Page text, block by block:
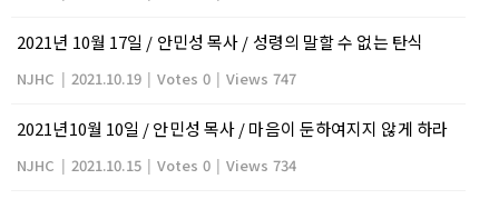
2021년 10월 17일 / 안민성 목사 / 성령의 말할 수 없는 탄식
NJHC | 2021.10.19 | Votes 0 | Views 747
2021년10월 10일 / 안민성 목사 / 마음이 둔하여지지 않게 하라
NJHC | 2021.10.15 | Votes 0 | Views 734